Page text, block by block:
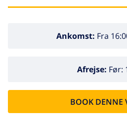
Ankomst: Fra
Afrejse: Før:
BOOK DENNE